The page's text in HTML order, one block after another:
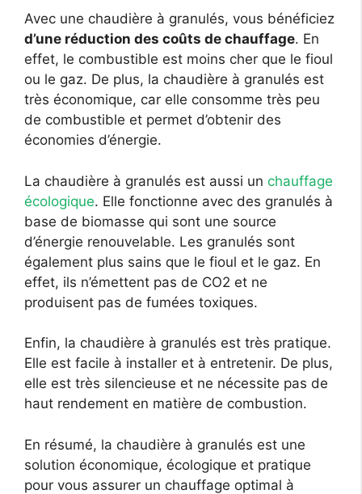
Avec une chaudière à granulés, vous bénéficiez
d’une réduction des coûts de chauffage. En
effet, le combustible est moins cher que le fioul
ou le gaz. De plus, la chaudière à granulés est
très économique, car elle consomme très peu
de combustible et permet d’obtenir des
économies d’énergie.
La chaudière à granulés est aussi un chauffage
écologique. Elle fonctionne avec des granulés à
base de biomasse qui sont une source
d’énergie renouvelable. Les granulés sont
également plus sains que le fioul et le gaz. En
effet, ils n’émettent pas de CO2 et ne
produisent pas de fumées toxiques.
Enfin, la chaudière à granulés est très pratique.
Elle est facile à installer et à entretenir. De plus,
elle est très silencieuse et ne nécessite pas de
haut rendement en matière de combustion.
En résumé, la chaudière à granulés est une
solution économique, écologique et pratique
pour vous assurer un chauffage optimal à